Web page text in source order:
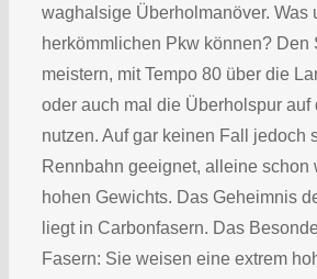
waghalsige Überholmanöver. Was
herkömmlichen Pkw können? Den
meistern, mit Tempo 80 über die
oder auch mal die Überholspur auf
nutzen. Auf gar keinen Fall jedoch
Rennbahn geeignet, alleine schon
hohen Gewichts. Das Geheimnis
liegt in Carbonfasern. Das
Fasern: Sie weisen eine extrem